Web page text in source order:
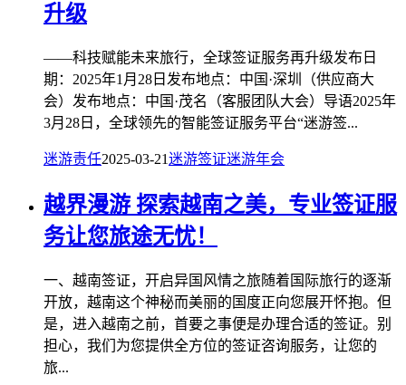
升级
——科技赋能未来旅行，全球签证服务再升级发布日
期：2025年1月28日发布地点：中国·深圳（供应商大
会）发布地点：中国·茂名（客服团队大会）导语2025年
3月28日，全球领先的智能签证服务平台“迷游签...
迷游责任2025-03-21迷游签证迷游年会
越界漫游 探索越南之美，专业签证服
务让您旅途无忧！
一、越南签证，开启异国风情之旅随着国际旅行的逐渐
开放，越南这个神秘而美丽的国度正向您展开怀抱。但
是，进入越南之前，首要之事便是办理合适的签证。别
担心，我们为您提供全方位的签证咨询服务，让您的
旅...